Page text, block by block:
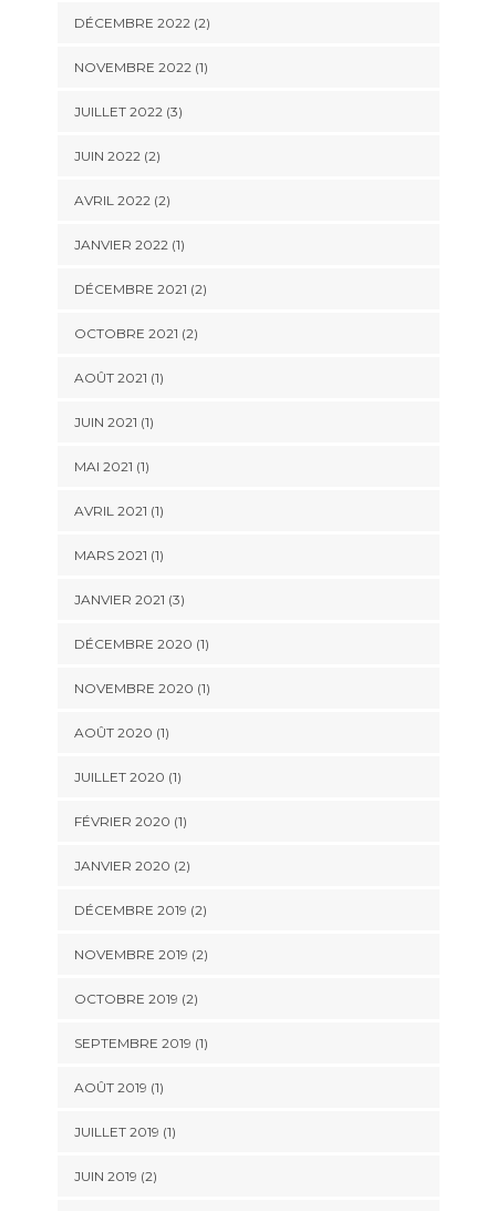
DÉCEMBRE 2022(2)
NOVEMBRE 2022(1)
JUILLET 2022(3)
JUIN 2022(2)
AVRIL 2022(2)
JANVIER 2022(1)
DÉCEMBRE 2021 (2)
OCTOBRE 2021 (2)
AOÛT 2021 (1)
JUIN 2021 (1)
MAI 2021 (1)
AVRIL 2021 (1)
MARS 2021 (1)
JANVIER 2021 (3)
DÉCEMBRE 2020 (1)
NOVEMBRE 2020 (1)
AOÛT 2020 (1)
JUILLET 2020 (1)
FÉVRIER 2020 (1)
JANVIER 2020 (2)
DÉCEMBRE 2019 (2)
NOVEMBRE 2019 (2)
OCTOBRE 2019 (2)
SEPTEMBRE 2019 (1)
AOÛT 2019 (1)
JUILLET 2019 (1)
JUIN 2019 (2)